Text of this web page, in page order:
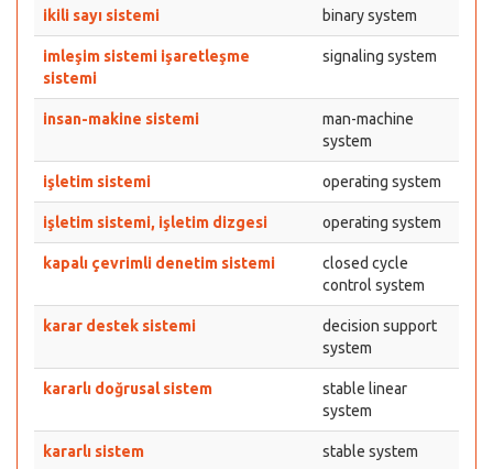
ikili sayı sistemi binary system
imleşim sistemi işaretleşme
sistemi
signaling system
insan-makine sistemi
man-machine
system
işletim sistemi operating system
işletim sistemi, işletim dizgesi operating system
kapalı çevrimli denetim sistemi
closed cycle
control system
karar destek sistemi
decision support
system
kararlı doğrusal sistem
stable linear
system
kararlı sistem stable system